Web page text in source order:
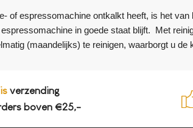
of espressomachine ontkalkt heeft, is het
in goede staat blijft. Met
(maandelijks) te reinigen, waarborgt u de
verzending
boven €25,-